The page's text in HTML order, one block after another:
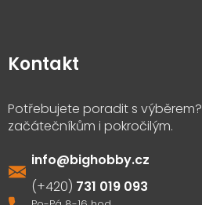
Kontakt
info@bighobby.cz
731 019 093